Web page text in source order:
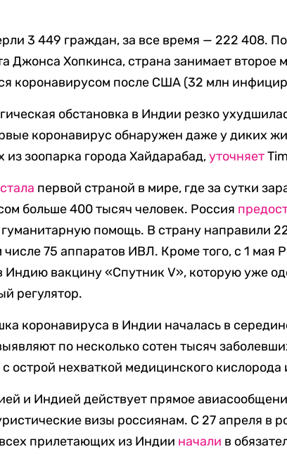
3 449 граждан, за все время — 222 408.
Джонса Хопкинса, страна занимает второе
коронавирусом после США (32 млн
обстановка в Индии резко
коронавирус обнаружен даже у диких
из зоопарка города Хайдарабад,уточняет
стала первой страной в мире, где за сутки
больше 400 тысяч человек. Россия
помощь. В страну направили
числе 75 аппаратов ИВЛ. Кроме того, с 1 мая
Индию вакцину «Спутник V», которую уже
регулятор.
коронавируса в Индии началась в
по несколько сотен тысяч
с острой нехваткой медицинского
и Индией действует прямое
визы россиянам. С 27 апреля в
прилетающих из Индии начали в